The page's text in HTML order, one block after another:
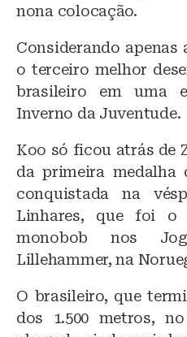
nona colocação.
Considerando
o terceiro melhor
brasileiro em uma
Inverno da Juventude.
Koo só ficou atrás de
da primeira medalha
conquistada na
Linhares, que foi o
monobob nos
Lillehammer, na
O brasileiro, que
dos 1.500 metros,